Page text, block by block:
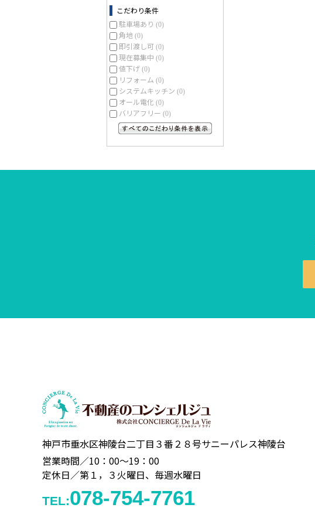
こだわり条件
駐車場あり (0)
角地 (0)
即引渡し可 (0)
現在募集中 (0)
値下げ (0)
リフォーム (0)
システムキッチン (0)
オール電化 (0)
バリアフリー (0)
神戸市垂水区神陵台二丁目３番２８号サニーパレス神陵台
営業時間／10：00～19：00
定休日／第１，３火曜日、毎週水曜日
TEL:078-754-7761